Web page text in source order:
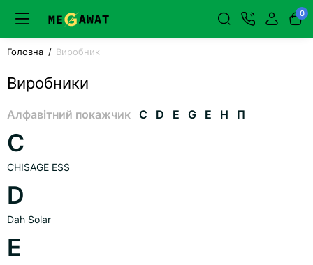
0
Головна Виробник
Виробники
Алфавітний покажчик C D E G Е Н П
C
CHISAGE ESS
D
Dah Solar
E